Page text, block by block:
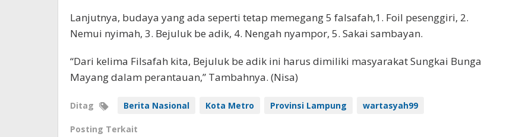
Lanjutnya, budaya yang ada seperti tetap memegang 5 falsafah,1. Foil pesenggiri, 2.
Nemui nyimah, 3. Bejuluk be adik, 4. Nengah nyampor, 5. Sakai sambayan.
“Dari kelima Filsafah kita, Bejuluk be adik ini harus dimiliki masyarakat Sungkai Bunga
Mayang dalam perantauan,” Tambahnya. (Nisa)
Ditag Berita Nasional Kota Metro Provinsi Lampung wartasyah99
Posting Terkait